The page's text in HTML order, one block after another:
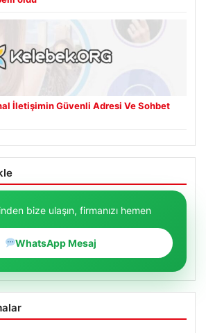
İletişimin Güvenli Adresi Ve Sohbet
bize ulaşın, firmanızı hemen
WhatsApp Mesaj